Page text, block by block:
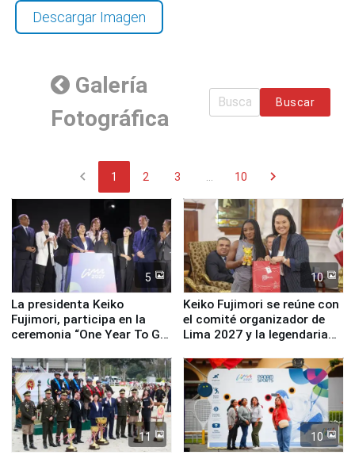
Descargar Imagen
Galería
Fotográfica
Buscar
chevron_left 1 2 3 10 chevron_right
5
La presidenta Keiko
Fujimori, participa en la
ceremonia “One Year To Go
10
Keiko Fujimori se reúne con
el comité organizador de
Lima 2027 y la legendaria
11 10